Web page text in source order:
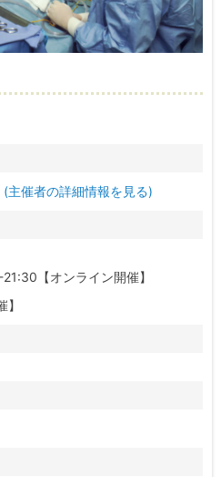
(主催者の詳細情報を見る)
【オンライン開催】